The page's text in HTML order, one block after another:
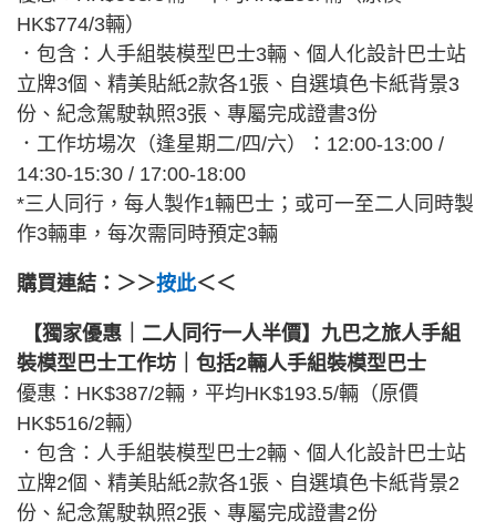
HK$774/3輛）
．包含：人手組裝模型巴士3輛、個人化設計巴士站
立牌3個、精美貼紙2款各1張、自選填色卡紙背景3
份、紀念駕駛執照3張、專屬完成證書3份
．工作坊場次（逢星期二/四/六）：12:00-13:00 /
14:30-15:30 / 17:00-18:00
*三人同行，每人製作1輛巴士；或可一至二人同時製
作3輛車，每次需同時預定3輛
購買連結：＞＞按此＜＜
【獨家優惠｜二人同行一人半價】九巴之旅人手組
裝模型巴士工作坊｜包括2輛人手組裝模型巴士
優惠：HK$387/2輛，平均HK$193.5/輛（原價
HK$516/2輛）
．包含：人手組裝模型巴士2輛、個人化設計巴士站
立牌2個、精美貼紙2款各1張、自選填色卡紙背景2
份、紀念駕駛執照2張、專屬完成證書2份